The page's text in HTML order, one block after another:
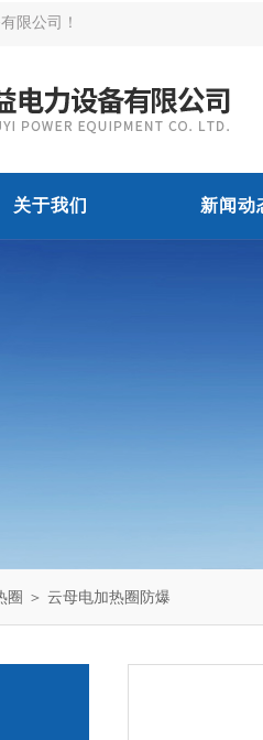
限公司！
关于我们 新闻动
圈 ＞ 云母电加热圈防爆